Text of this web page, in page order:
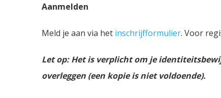
Aanmelden
Meld je aan via het inschrijfformulier. Voor
Let op: Het is verplicht om je
overleggen (een kopie is niet voldoende).